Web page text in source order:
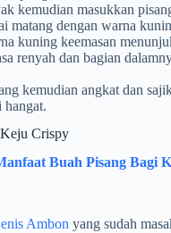
kemudian masukkan
matang dengan warna
kuning keemasan
renyah dan bagian
kemudian angkat dan
hangat.
Crispy
Buah Pisang Bagi
Ambon yang sudah